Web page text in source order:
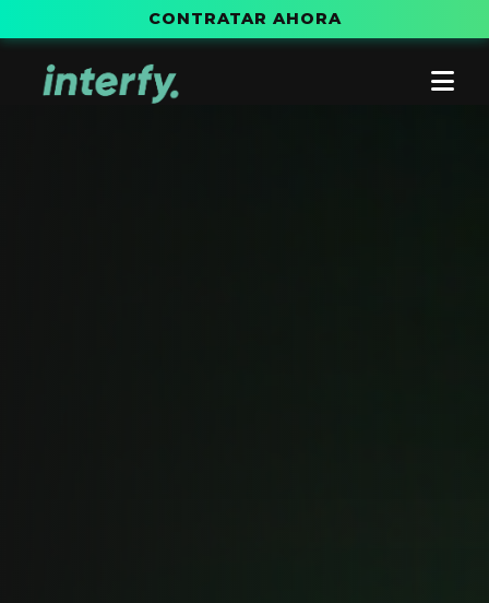
CONTRATAR AHORA